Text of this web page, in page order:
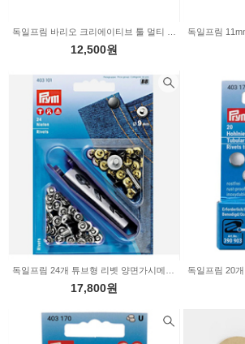
12,500원
독일프림 24개 튜브형 리벳 양면가시메 9.0mm 3-6mm 403101
17,800원